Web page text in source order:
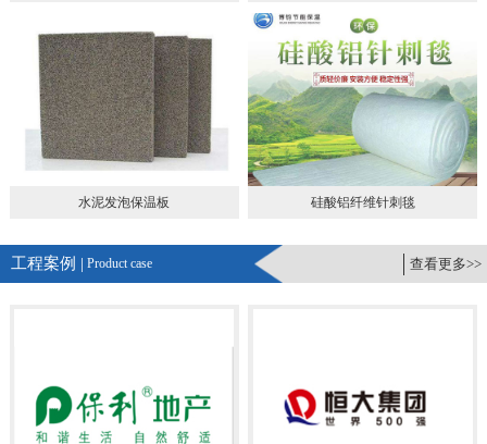
水泥发泡保温板 硅酸铝纤维针刺毯
工程案例 | Product case 查看更多>>